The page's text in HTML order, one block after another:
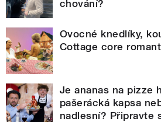
chování?
Ovocné knedlíky,
Cottage core
Je ananas na pizze
pašerácká kapsa
nadlesní? Připravte